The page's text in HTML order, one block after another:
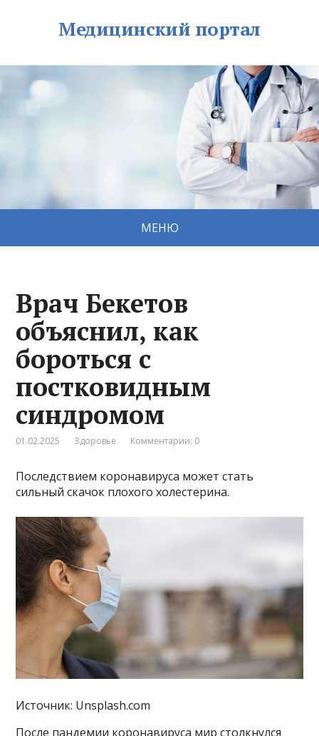
Медицинский портал
МЕНЮ
Врач Бекетов
объяснил, как
бороться с
постковидным
синдромом
01.02.2025 Здоровье Комментарии: 0
Последствием коронавируса может стать
сильный скачок плохого холестерина.
Источник: Unsplash.com
После пандемии коронавируса мир столкнулся